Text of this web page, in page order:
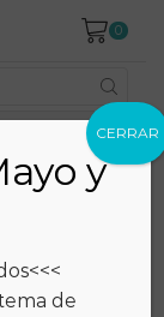
0
y
de
CERRAR